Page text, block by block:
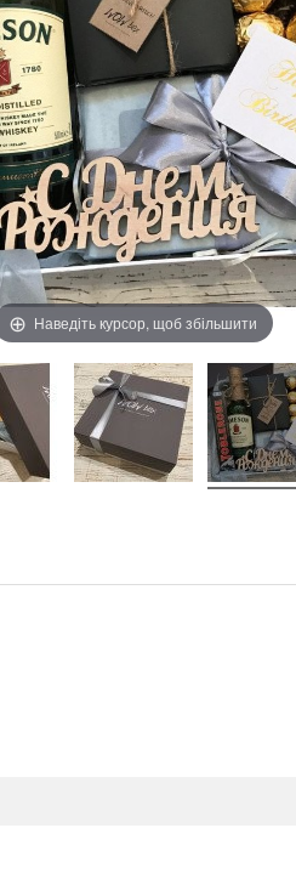
Наведіть курсор, щоб збільшити